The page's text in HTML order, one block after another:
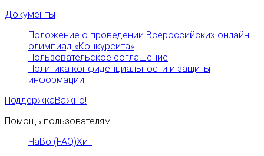
Документы
Положение о проведении Всероссийских онлайн-
олимпиад «Конкурсита»
Пользовательское соглашение
Политика конфиденциальности и защиты
информации
ПоддержкаВажно!
Помощь пользователям
ЧаВо (FAQ)Хит